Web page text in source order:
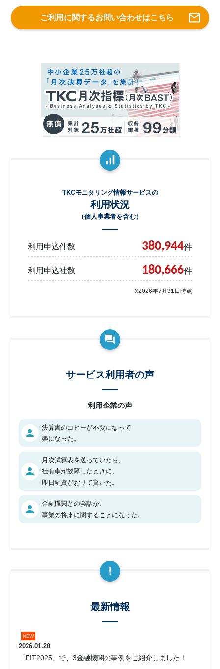
ご利用に関するお問い合わせはこちら
TKCモニタリング情報サービスの
利用状況
（個人事業者を含む）
利用申込件数 380,944件
利用申込社数 180,666件
※2026年7月31日時点
サービス利用者の声
利用企業の声
person
決算書のコピーが不要になって
楽になった。
person
月次試算表を送っていたら、
社有車が故障したときに、
即日融資がおりて驚いた。
person
金融機関との会話が、
事業の将来に関することになった。
最新情報
2026.01.20
「FIT2025」で、3金融機関の事例をご紹介しました！